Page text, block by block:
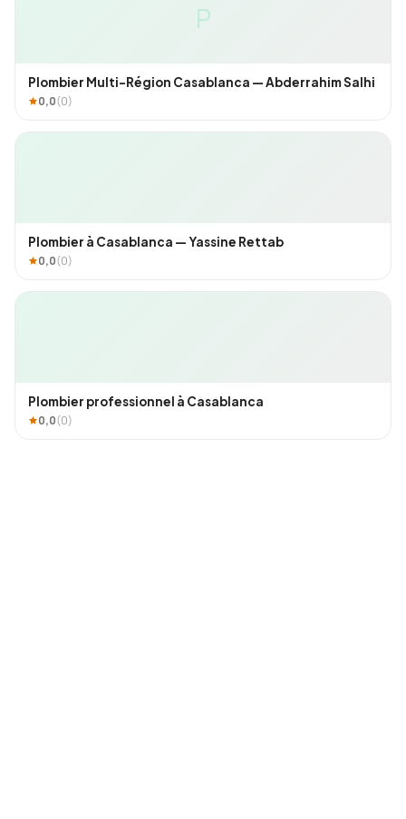
P
Plombier Multi-Région Casablanca — Abderrahim Salhi
0,0(0)
Plombier à Casablanca — Yassine Rettab
0,0(0)
Plombier professionnel à Casablanca
0,0(0)